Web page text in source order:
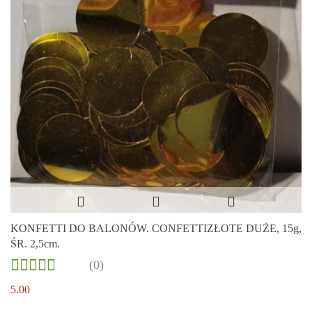
KONFETTI DO BALONÓW. CONFETTIZŁOTE DUŻE, 15g,
ŚR. 2,5cm.
(0)
5.00